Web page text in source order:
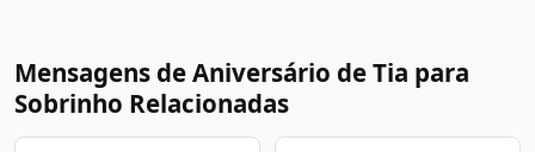
Mensagens de Aniversário de Tia para
Sobrinho Relacionadas